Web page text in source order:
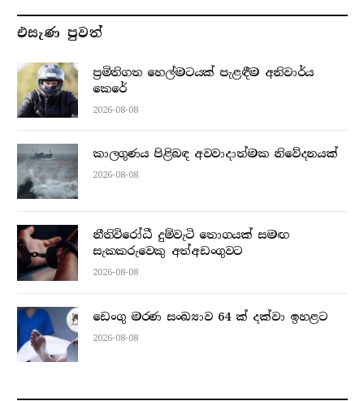
එසැණ පුව​ත්
ප්‍රමිතිගත හෙල්මටයක් පැළඳීම අනිවාර්ය
කෙරේ
2026-08-08
කාලගුණය පිළිබඳ අවවාදාත්මක නිවේදනයක්
2026-08-08
නීතිවිරෝධී දුම්වැටි තොගයක් සමඟ
සැකකරුවෙකු අත්අඩංගුවට
2026-08-08
ඩෙංගු මරණ සංඛ්‍යාව 64 ක් දක්වා ඉහළට
2026-08-08